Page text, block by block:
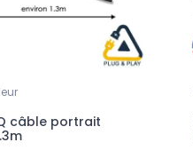
câble portrait